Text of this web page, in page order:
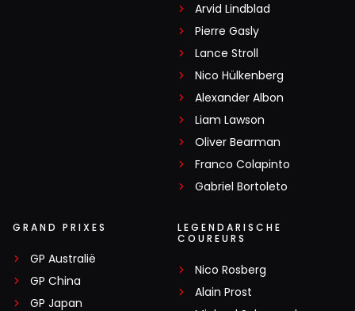
Arvid Lindblad
Pierre Gasly
Lance Stroll
Nico Hülkenberg
Alexander Albon
Liam Lawson
Oliver Bearman
Franco Colapinto
Gabriel Bortoleto
GRAND PRIXES
GP Australië
GP China
GP Japan
LEGENDARISCHE
COUREURS
Nico Rosberg
Alain Prost